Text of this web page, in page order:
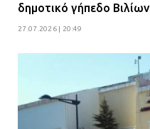
δημοτικό γήπεδο Βιλίων
27.07.2026 | 20:49